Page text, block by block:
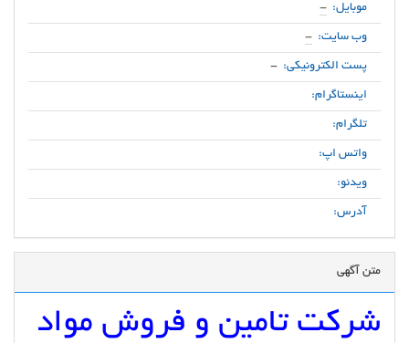
موبایل: -
وب سایت: -
پست الکترونیکی: -
اینستاگرام:
تلگرام:
واتس اپ:
ویدئو:
آدرس:
متن آگهی
شرکت تامین و فروش مواد